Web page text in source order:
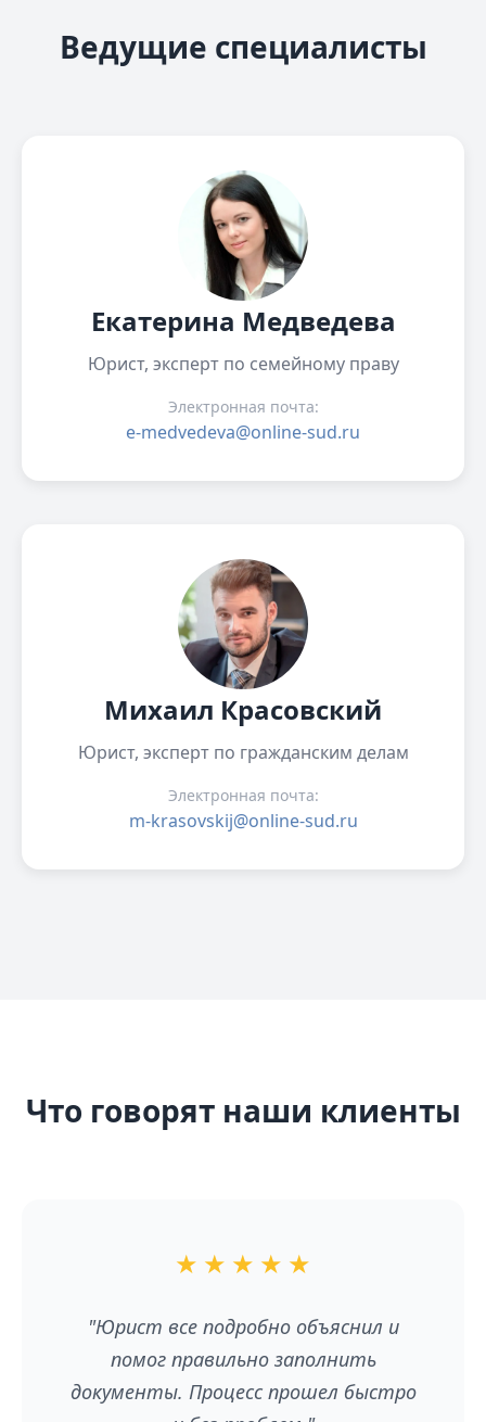
Ведущие специалисты
Екатерина Медведева
Юрист, эксперт по семейному праву
Электронная почта:
e-medvedeva@online-sud.ru
Михаил Красовский
Юрист, эксперт по гражданским делам
Электронная почта:
m-krasovskij@online-sud.ru
Что говорят наши клиенты
★ ★ ★ ★ ★
"Юрист все подробно объяснил и
помог правильно заполнить
документы. Процесс прошел быстро